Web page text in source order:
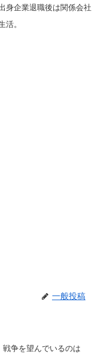
身企業退職後は関係会社
活。
一般投稿
戦争を望んでいるのは